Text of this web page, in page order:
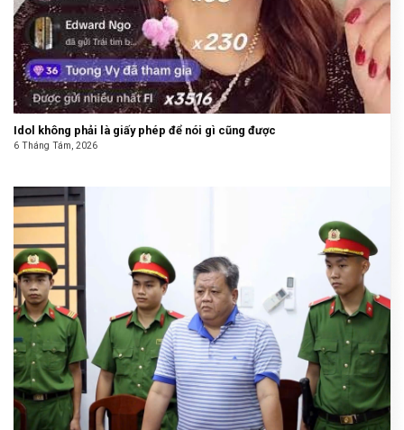
Idol không phải là giấy phép để nói gì cũng được
6 Tháng Tám, 2026